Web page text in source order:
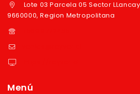
Lote 03 Parcela 05 Sector
9660000, Region Metropolitana
Menú